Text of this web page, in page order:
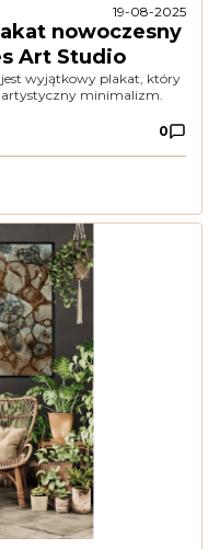
19-08-2025
nowoczesny
Art Studio
wyjątkowy plakat, który
artystyczny minimalizm.
0